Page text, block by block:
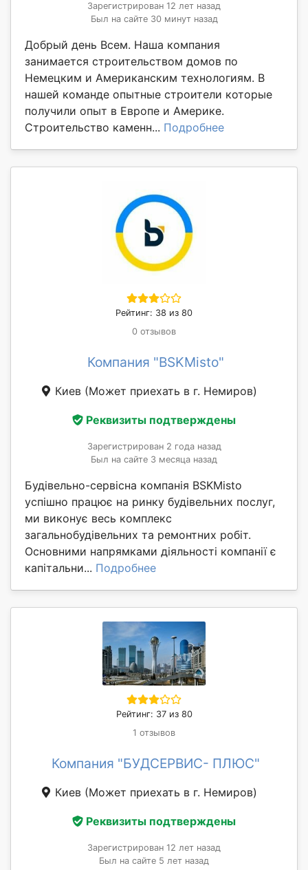
Зарегистрирован 12 лет назад
Был на сайте 30 минут назад
Добрый день Всем. Наша компания
занимается строительством домов по
Немецким и Американским технологиям. В
нашей команде опытные строители которые
получили опыт в Европе и Америке.
Строительство каменн... Подробнее
Рейтинг: 38 из 80
0 отзывов
Компания "BSKMisto"
Киев (Может приехать в г. Немиров)
Реквизиты подтверждены
Зарегистрирован 2 года назад
Был на сайте 3 месяца назад
Будівельно-сервісна компанія BSKMisto
успішно працює на ринку будівельних послуг,
ми виконує весь комплекс
загальнобудівельних та ремонтних робіт.
Основними напрямками діяльності компанії є
капітальни... Подробнее
Рейтинг: 37 из 80
1 отзывов
Компания "БУДСЕРВИС- ПЛЮС"
Киев (Может приехать в г. Немиров)
Реквизиты подтверждены
Зарегистрирован 12 лет назад
Был на сайте 5 лет назад